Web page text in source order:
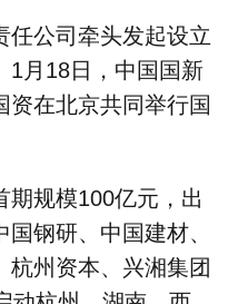
公司牵头发起设立
1月18日，中国国新
资在北京共同举行国
规模100亿元，出
钢研、中国建材、
杭州资本、兴湘集团